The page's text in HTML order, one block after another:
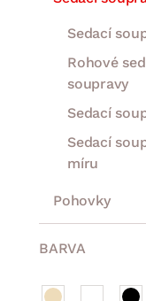
Sedací
Rohové
soupravy
Sedací
Sedací
míru
Pohovky
Sestavy a stěny
Drobný nábytek
Spotřebiče
BARVA